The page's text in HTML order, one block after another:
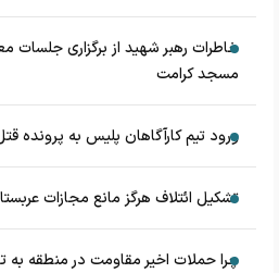
خاطرات رهبر شهید از برگزاری جلسات
مسجد کرامت
ورود تیم کارآگاهان پلیس به پرونده
تشکیل ائتلاف هرگز مانع مجازات
چرا حملات اخیر مقاومت در منطقه به